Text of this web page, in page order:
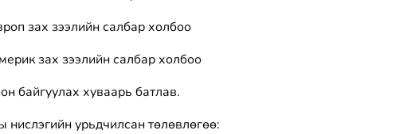
зах зээлийн салбар холбоо
зах зээлийн салбар холбоо
байгуулах хуваарь батлав.
урьдчилсан төлөвлөгөө: